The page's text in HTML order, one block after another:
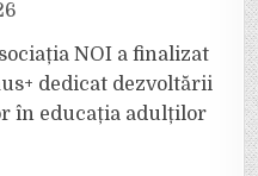
NOI a finalizat
dedicat dezvoltării
în educația adulților